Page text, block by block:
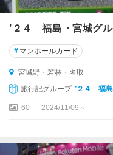
’２４ 福島・宮城グ
# マンホールカード
宮城野・若林・名取
旅行記グループ ’２４ 福
60 2024/11/09～